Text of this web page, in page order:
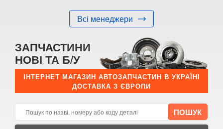
Всі менеджери
ЗАПЧАСТИНИ
НОВІ ТА Б/У
ІНТЕРНЕТ МАГАЗИН АВТОЗАПЧАСТИН В УКРАЇНІ
ДОСТАВКА З ЄВРОПИ
КУПИТИ
Оригінальний номер:
Примітка:
E-mail:
Телефон: